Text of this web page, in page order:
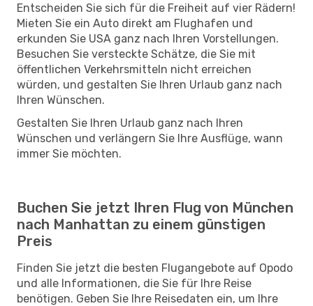
Entscheiden Sie sich für die Freiheit auf vier Rädern!
Mieten Sie ein Auto direkt am Flughafen und
erkunden Sie USA ganz nach Ihren Vorstellungen.
Besuchen Sie versteckte Schätze, die Sie mit
öffentlichen Verkehrsmitteln nicht erreichen
würden, und gestalten Sie Ihren Urlaub ganz nach
Ihren Wünschen.
Gestalten Sie Ihren Urlaub ganz nach Ihren
Wünschen und verlängern Sie Ihre Ausflüge, wann
immer Sie möchten.
Buchen Sie jetzt Ihren Flug von München
nach Manhattan zu einem günstigen
Preis
Finden Sie jetzt die besten Flugangebote auf Opodo
und alle Informationen, die Sie für Ihre Reise
benötigen. Geben Sie Ihre Reisedaten ein, um Ihre